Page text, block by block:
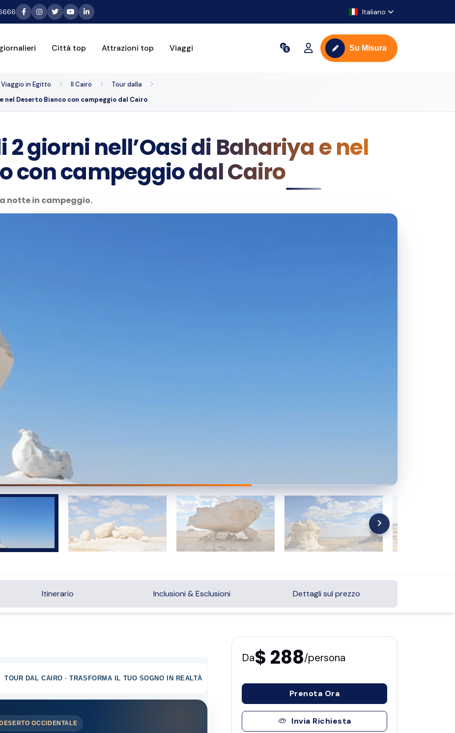
Italiano
Città top Attrazioni top Viaggi Su Misura
in Egitto Il Cairo
Tour dalla
nel Deserto Bianco con campeggio dal Cairo
giorni nell’Oasi di Bahariya e nel
con campeggio dal Cairo
notte in campeggio.
Itinerario Inclusioni & Esclusioni Dettagli sul prezzo
TOUR DAL CAIRO · TRASFORMA IL TUO SOGNO IN REALTÀ
OCCIDENTALE
Da$ 288/persona
Prenota Ora
Invia Richiesta